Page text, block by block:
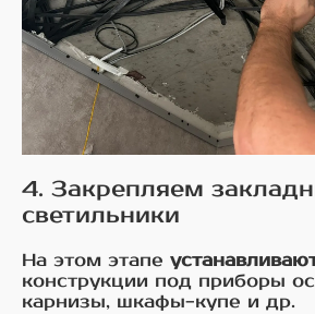
4. Закрепляем
светильники
На этом этапе
конструкции под приборы
карнизы, шкафы-купе и др.